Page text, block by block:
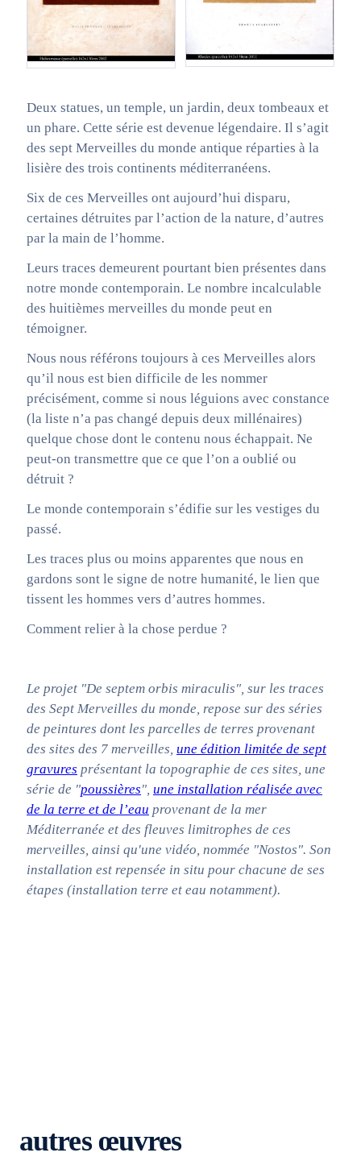
Deux statues, un temple, un jardin, deux tombeaux et
un phare. Cette série est devenue légendaire. Il s’agit
des sept Merveilles du monde antique réparties à la
lisière des trois continents méditerranéens.
Six de ces Merveilles ont aujourd’hui disparu,
certaines détruites par l’action de la nature, d’autres
par la main de l’homme.
Leurs traces demeurent pourtant bien présentes dans
notre monde contemporain. Le nombre incalculable
des huitièmes merveilles du monde peut en
témoigner.
Nous nous référons toujours à ces Merveilles alors
qu’il nous est bien difficile de les nommer
précisément, comme si nous léguions avec constance
(la liste n’a pas changé depuis deux millénaires)
quelque chose dont le contenu nous échappait. Ne
peut-on transmettre que ce que l’on a oublié ou
détruit ?
Le monde contemporain s’édifie sur les vestiges du
passé.
Les traces plus ou moins apparentes que nous en
gardons sont le signe de notre humanité, le lien que
tissent les hommes vers d’autres hommes.
Comment relier à la chose perdue ?
Le projet "De septem orbis miraculis", sur les traces
des Sept Merveilles du monde, repose sur des séries
de peintures dont les parcelles de terres provenant
des sites des 7 merveilles, une édition limitée de sept
gravures présentant la topographie de ces sites, une
série de "poussières", une installation réalisée avec
de la terre et de l’eau provenant de la mer
Méditerranée et des fleuves limitrophes de ces
merveilles, ainsi qu'une vidéo, nommée "Nostos". Son
installation est repensée in situ pour chacune de ses
étapes (installation terre et eau notamment).
autres œuvres